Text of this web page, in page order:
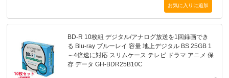
BD-R 10枚組 デジタル/アナログ放送を1回録画でき
る Blu-ray ブルーレイ 容量 地上デジタル BS 25GB 1
～4倍速に対応 スリムケース テレビ ドラマ アニメ 保
存 データ GH-BDR25B10C